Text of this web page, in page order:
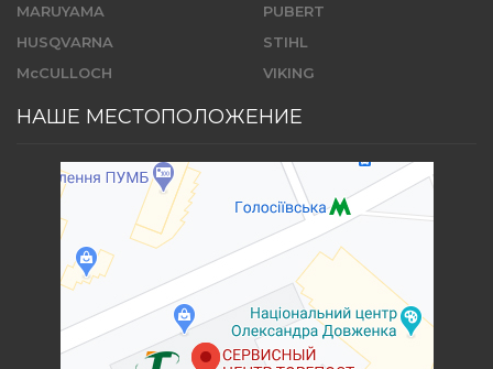
MARUYAMA
HUSQVARNA
McCULLOCH
PUBERT
STIHL
VIKING
НАШЕ МЕСТОПОЛОЖЕНИЕ